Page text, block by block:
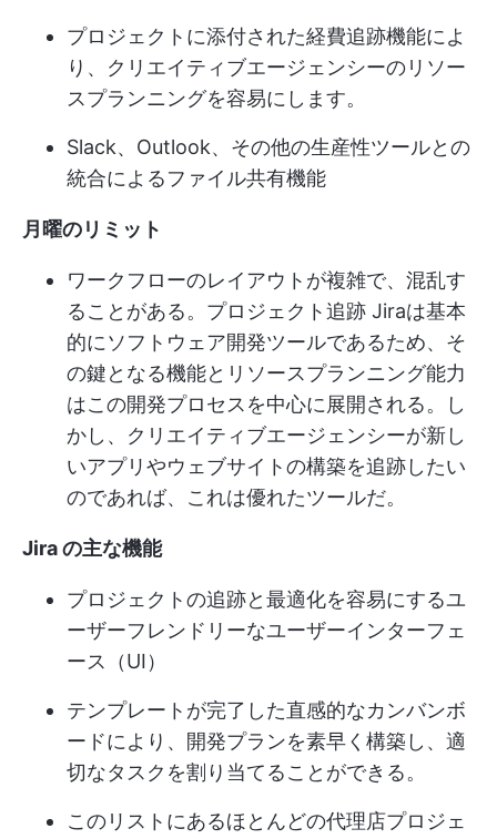
プロジェクトに添付された経費追跡機能によ
り、クリエイティブエージェンシーのリソー
スプランニングを容易にします。
Slack、Outlook、その他の生産性ツールとの
統合によるファイル共有機能
月曜のリミット
ワークフローのレイアウトが複雑で、混乱す
ることがある。 プロジェクト追跡 Jiraは基本
的にソフトウェア開発ツールであるため、そ
の鍵となる機能とリソースプランニング能力
はこの開発プロセスを中心に展開される。し
かし、クリエイティブエージェンシーが新し
いアプリやウェブサイトの構築を追跡したい
のであれば、これは優れたツールだ。
Jira の主な機能
プロジェクトの追跡と最適化を容易にするユ
ーザーフレンドリーなユーザーインターフェ
ース（UI）
テンプレートが完了した直感的なカンバンボ
ードにより、開発プランを素早く構築し、適
切なタスクを割り当てることができる。
このリストにあるほとんどの代理店プロジェ